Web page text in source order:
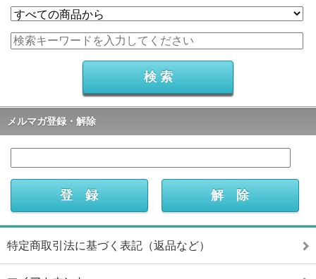
メルマガ登録・解除
特定商取引法に基づく表記（返品など）